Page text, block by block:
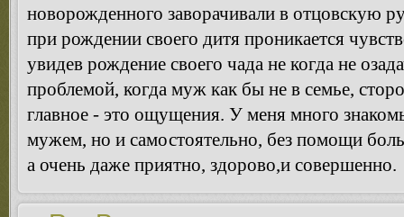
новорожденного заворачивали в отцовскую
при рождении своего дитя проникается
увидев рождение своего чада не когда не
проблемой, когда муж как бы не в семье,
главное - это ощущения. У меня много
мужем, но и самостоятельно, без помощи
а очень даже приятно, здорово,и совершенно.